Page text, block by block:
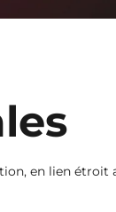
en lien